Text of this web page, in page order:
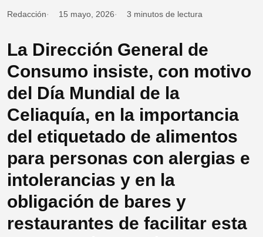
Redacción 15 mayo, 2026 3 minutos de lectura
La Dirección General de
Consumo insiste, con motivo
del Día Mundial de la
Celiaquía, en la importancia
del etiquetado de alimentos
para personas con alergias e
intolerancias y en la
obligación de bares y
restaurantes de facilitar esta